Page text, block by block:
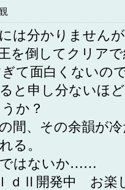
は分かりません
を倒してクリア
て面白くないの
と申し分ないほ
か？
間、その余韻が
る。
ではないか……
ｌｄⅡ開発中 お